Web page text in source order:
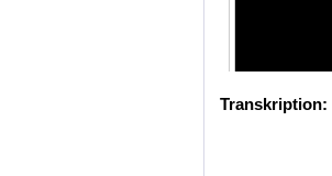
Transkription: